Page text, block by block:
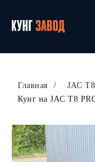
Главная / JAC
Кунг на JAC T8